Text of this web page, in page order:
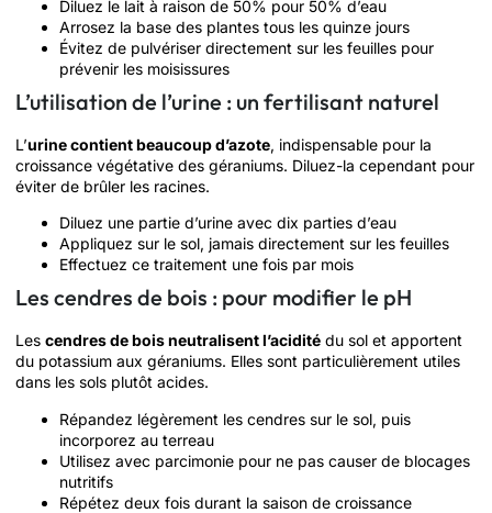
Diluez le lait à raison de 50% pour 50% d’eau
Arrosez la base des plantes tous les quinze jours
Évitez de pulvériser directement sur les feuilles pour
prévenir les moisissures
L’utilisation de l’urine : un fertilisant naturel
L’urine contient beaucoup d’azote, indispensable pour la
croissance végétative des géraniums. Diluez-la cependant pour
éviter de brûler les racines.
Diluez une partie d’urine avec dix parties d’eau
Appliquez sur le sol, jamais directement sur les feuilles
Effectuez ce traitement une fois par mois
Les cendres de bois : pour modifier le pH
Les cendres de bois neutralisent l’acidité du sol et apportent
du potassium aux géraniums. Elles sont particulièrement utiles
dans les sols plutôt acides.
Répandez légèrement les cendres sur le sol, puis
incorporez au terreau
Utilisez avec parcimonie pour ne pas causer de blocages
nutritifs
Répétez deux fois durant la saison de croissance